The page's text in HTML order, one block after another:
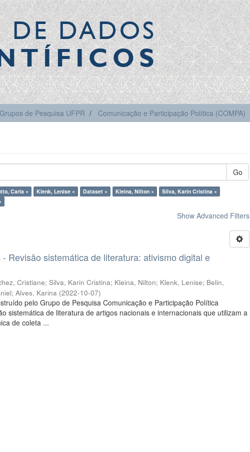
DE DADOS
Grupos de Pesquisa UFPR Comunicação e Participação Política (COMPA)
Go
Carla × Klenk, Lenise × Dataset × Kleina, Nilton ×
Silva, Karin Cristina ×
Show Advanced Filters
Revisão sistemática de literatura: ativismo digital e
Cristiane;Silva, Karin Cristina; Kleina, Nilton; Klenk, Lenise; Belin,
;Alves, Karina (2022-10-07)
pelo Grupo de Pesquisa Comunicação e Participação Política
sistemática de literatura de artigos nacionais e internacionais que utilizam a
de coleta ...